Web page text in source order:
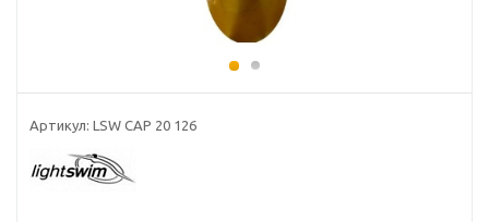
Артикул: LSW САР 20 126